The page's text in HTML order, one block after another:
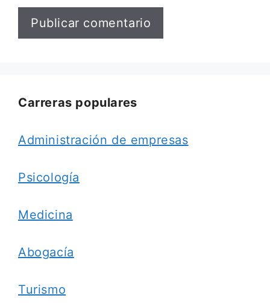
Carreras populares
Administración de empresas
Psicología
Medicina
Abogacía
Turismo